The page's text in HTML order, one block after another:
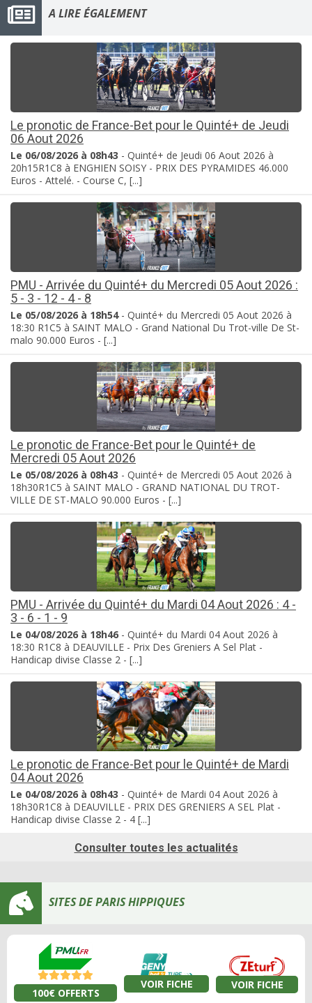
A LIRE ÉGALEMENT
Le pronotic de France-Bet pour le Quinté+ de Jeudi
06 Aout 2026
Le 06/08/2026 à 08h43 - Quinté+ de Jeudi 06 Aout 2026 à
20h15R1C8 à ENGHIEN SOISY - PRIX DES PYRAMIDES 46.000
Euros - Attelé. - Course C, [...]
PMU - Arrivée du Quinté+ du Mercredi 05 Aout 2026 :
5 - 3 - 12 - 4 - 8
Le 05/08/2026 à 18h54- Quinté+ du Mercredi 05 Aout 2026 à
18:30 R1C5 à SAINT MALO - Grand National Du Trot-ville De St-
malo 90.000 Euros - [...]
Le pronotic de France-Bet pour le Quinté+ de
Mercredi 05 Aout 2026
Le 05/08/2026 à 08h43 - Quinté+ de Mercredi 05 Aout 2026 à
18h30R1C5 à SAINT MALO - GRAND NATIONAL DU TROT-
VILLE DE ST-MALO 90.000 Euros - [...]
PMU - Arrivée du Quinté+ du Mardi 04 Aout 2026 : 4 -
3 - 6 - 1 - 9
Le 04/08/2026 à 18h46 - Quinté+ du Mardi 04 Aout 2026 à
18:30 R1C8 à DEAUVILLE - Prix Des Greniers A Sel Plat -
Handicap divise Classe 2 - [...]
Le pronotic de France-Bet pour le Quinté+ de Mardi
04 Aout 2026
Le 04/08/2026 à 08h43 - Quinté+ de Mardi 04 Aout 2026 à
18h30R1C8 à DEAUVILLE - PRIX DES GRENIERS A SEL Plat -
Handicap divise Classe 2 - 4 [...]
Consulter toutes les actualités
SITES DE PARIS HIPPIQUES
100€ OFFERTS
VOIR FICHE VOIR FICHE